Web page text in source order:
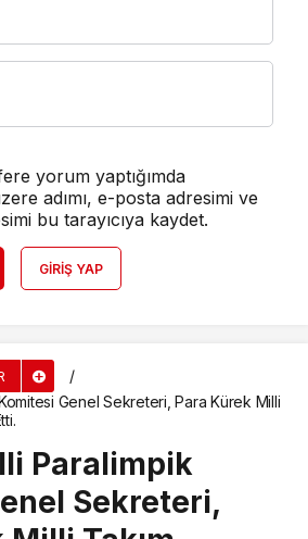
yorum yaptığımda
adımı, e-posta adresimi ve
bu tarayıcıya kaydet.
GIRIŞ YAP
Genel Sekreteri, Para Kürek Milli
Paralimpik
Sekreteri,